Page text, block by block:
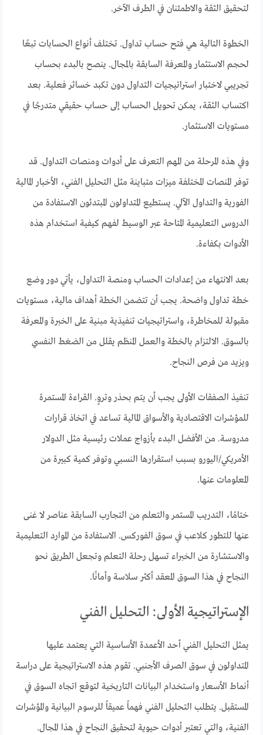
لتحقيق الثقة والاطمئنان في الطرف الآخر.
الخطوة التالية هي فتح حساب تداول. تختلف أنواع الحسابات تبعًا
لحجم الاستثمار والمعرفة السابقة بالمجال. ينصح بالبدء بحساب
تجريبي لاختبار استراتيجيات التداول دون تكبد خسائر فعلية. بعد
اكتساب الثقة، يمكن تحويل الحساب إلى حساب حقيقي متدرجًا في
مستويات الاستثمار.
وفي هذه المرحلة من المهم التعرف على أدوات ومنصات التداول. قد
توفر المنصات المختلفة ميزات متباينة مثل التحليل الفني، الأخبار المالية
الفورية والتداول الآلي. يستطيع المتداولون المبتدئون الاستفادة من
الدروس التعليمية المتاحة عبر الوسيط لفهم كيفية استخدام هذه
الأدوات بكفاءة.
بعد الانتهاء من إعدادات الحساب ومنصة التداول، يأتي دور وضع
خطة تداول واضحة. يجب أن تتضمن الخطة أهداف مالية، مستويات
مقبولة للمخاطرة، واستراتيجيات تنفيذية مبنية على الخبرة والمعرفة
بالسوق. الالتزام بالخطة والعمل المنظم يقلل من الضغط النفسي
ويزيد من فرص النجاح.
تنفيذ الصفقات الأولى يجب أن يتم بحذر وتروٍ. القراءة المستمرة
للمؤشرات الاقتصادية والأسواق المالية تساعد في اتخاذ قرارات
مدروسة. من الأفضل البدء بأزواج عملات رئيسية مثل الدولار
الأمريكي/اليورو بسبب استقرارها النسبي وتوفر كمية كبيرة من
المعلومات عنها.
ختامًا، التدريب المستمر والتعلم من التجارب السابقة عناصر لا غنى
عنها للتطور كلاعب في سوق الفوركس. الاستفادة من الموارد التعليمية
والاستشارة من الخبراء تسهل رحلة التعلم وتجعل الطريق نحو
النجاح في هذا السوق المعقد أكثر سلاسة وأمانًا.
الإستراتيجية الأولى: التحليل الفني
يمثل التحليل الفني أحد الأعمدة الأساسية التي يعتمد عليها
المتداولون في سوق الصرف الأجنبي. تقوم هذه الاستراتيجية على دراسة
أنماط الأسعار واستخدام البيانات التاريخية لتوقع اتجاه السوق في
المستقبل. يتطلب التحليل الفني فهماً عميقاً للرسوم البيانية والمؤشرات
الفنية، والتي تعتبر أدوات حيوية لتحقيق النجاح في هذا المجال.